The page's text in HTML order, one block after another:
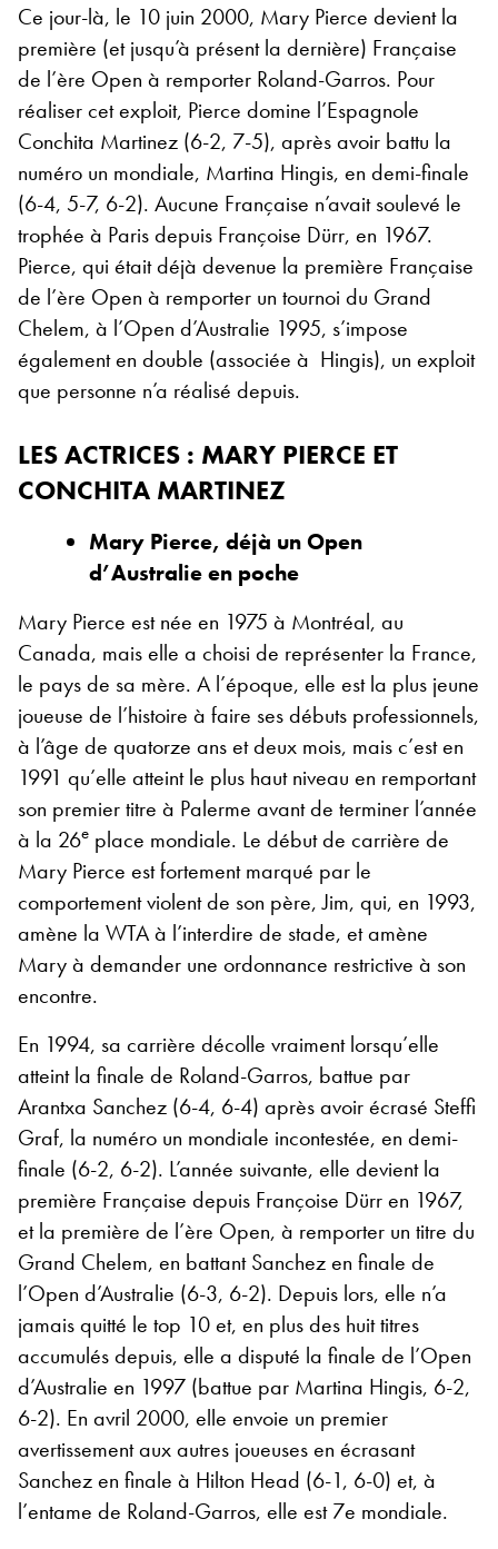
Ce jour-là, le 10 juin 2000, Mary Pierce devient la
première (et jusqu’à présent la dernière) Française
de l’ère Open à remporter Roland-Garros. Pour
réaliser cet exploit, Pierce domine l’Espagnole
Conchita Martinez (6-2, 7-5), après avoir battu la
numéro un mondiale, Martina Hingis, en demi-finale
(6-4, 5-7, 6-2). Aucune Française n’avait soulevé le
trophée à Paris depuis Françoise Dürr, en 1967.
Pierce, qui était déjà devenue la première Française
de l’ère Open à remporter un tournoi du Grand
Chelem, à l’Open d’Australie 1995, s’impose
également en double (associée à Hingis), un exploit
que personne n’a réalisé depuis.
LES ACTRICES : MARY PIERCE ET
CONCHITA MARTINEZ
Mary Pierce, déjà un Open
d’Australie en poche
Mary Pierce est née en 1975 à Montréal, au
Canada, mais elle a choisi de représenter la France,
le pays de sa mère. A l’époque, elle est la plus jeune
joueuse de l’histoire à faire ses débuts professionnels,
à l’âge de quatorze ans et deux mois, mais c’est en
1991 qu’elle atteint le plus haut niveau en remportant
son premier titre à Palerme avant de terminer l’année
à la 26e place mondiale. Le début de carrière de
Mary Pierce est fortement marqué par le
comportement violent de son père, Jim, qui, en 1993,
amène la WTA à l’interdire de stade, et amène
Mary à demander une ordonnance restrictive à son
encontre.
En 1994, sa carrière décolle vraiment lorsqu’elle
atteint la finale de Roland-Garros, battue par
Arantxa Sanchez (6-4, 6-4) après avoir écrasé Steffi
Graf, la numéro un mondiale incontestée, en demi-
finale (6-2, 6-2). L’année suivante, elle devient la
première Française depuis Françoise Dürr en 1967,
et la première de l’ère Open, à remporter un titre du
Grand Chelem, en battant Sanchez en finale de
l’Open d’Australie (6-3, 6-2). Depuis lors, elle n’a
jamais quitté le top 10 et, en plus des huit titres
accumulés depuis, elle a disputé la finale de l’Open
d’Australie en 1997 (battue par Martina Hingis, 6-2,
6-2). En avril 2000, elle envoie un premier
avertissement aux autres joueuses en écrasant
Sanchez en finale à Hilton Head (6-1, 6-0) et, à
l’entame de Roland-Garros, elle est 7e mondiale.